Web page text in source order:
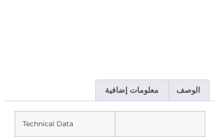
الوصف معلومات إضافية
Technical Data